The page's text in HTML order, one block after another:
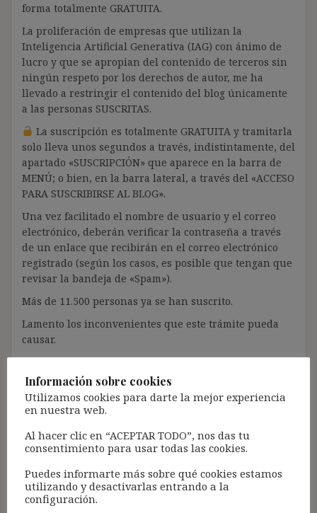
forma totalmente GRATUITA.
La proliferación de empresas que utilizan la
Inteligencia Artificial Generativa (IAG) con ánimo de
lucro y que se apropian del contenido de terceros sin
ningún respeto por los derechos de autor, me ha
llevado a restringir el contenido del blog únicamente
a las personas SUSCRITAS.
La suscripción es totalmente GRATUITA y tramitarla
solo lleva unos segundos a través, indistintamente, del
apartado «SUSCRIPCIÓN» que aparece en la barra de
MENÚ; o bien, en la barra lateral, a través del «ACCESO
PARA SUSCRIBIRSE AL BLOG».
Una vez facilitado el nombre de usuario y el correo
electrónico, deberán verificar la contraseña a través
de un enlace que recibirán en el correo electrónico
registrado (según los casos, es posible que tengan que
revisar la bandeja de «Spam»).
Más de 11.500 personas ya se han suscrito.
Lamento los inconvenientes que este trámite pueda
causar.
[Con el registro aceptas la política de privacidad del
blog: https://ignasibeltran.com/politica-de-privacidad/]
A vueltas con la
‘amortización simple’ de
indefinidos no fijos:
Información sobre cookies
Utilizamos cookies para darte la mejor experiencia
en nuestra web.
Al hacer clic en “ACEPTAR TODO”, nos das tu
consentimiento para usar todas las cookies.
Puedes informarte más sobre qué cookies estamos
utilizando y desactivarlas entrando a la
configuración.